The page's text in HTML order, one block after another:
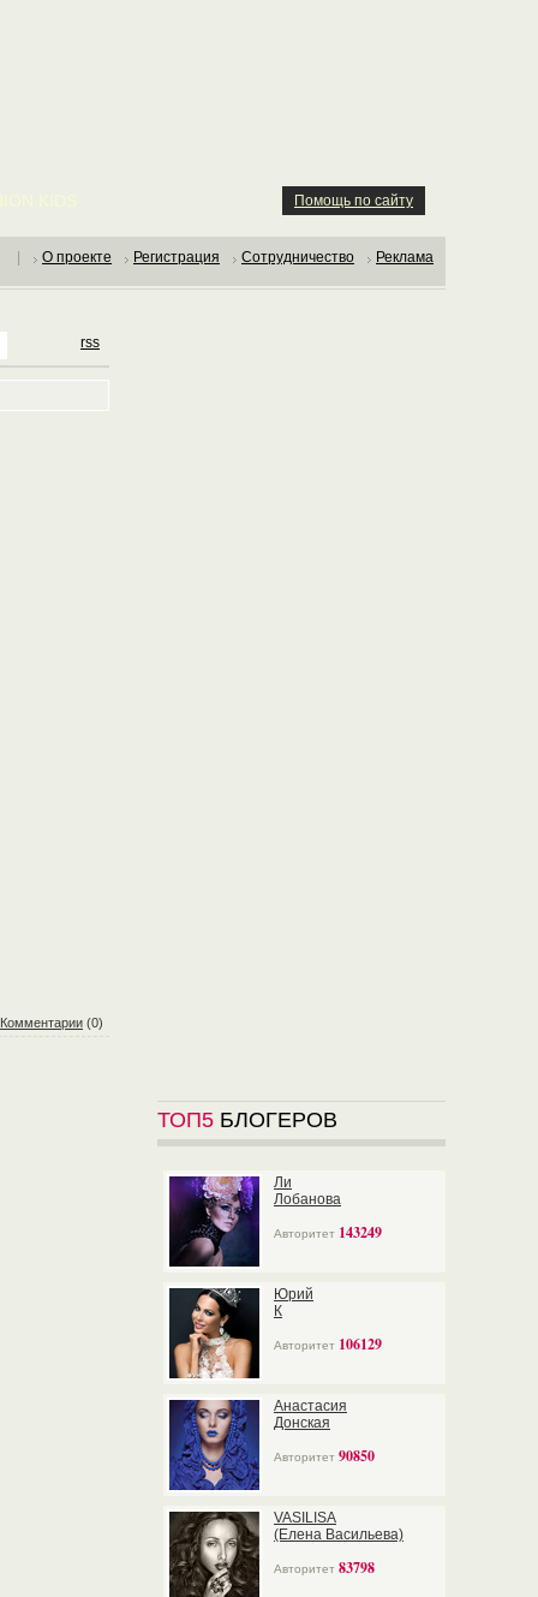
Помощь по сайту
О проекте Регистрация Сотрудничество Реклама
rss
Комментарии (0)
ТОП5 БЛОГЕРОВ
Ли
Лобанова
Авторитет 143249
Юрий
К
Авторитет 106129
Анастасия
Донская
Авторитет 90850
VASILISA
(Елена Васильева)
Авторитет 83798